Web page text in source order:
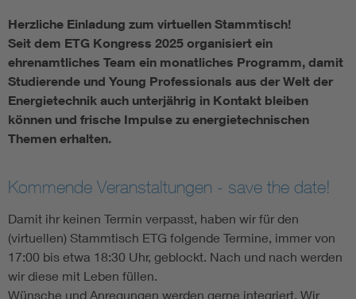
Electromobility
Energy efficiency
Energy storage
Functional safety
Herzliche Einladung zum virtuellen Stammtisch!
Seit dem ETG Kongress 2025 organisiert ein
ehrenamtliches Team ein monatliches Programm, damit
Studierende und Young Professionals aus der Welt der
Energietechnik auch unterjährig in Kontakt bleiben
können und frische Impulse zu energietechnischen
Themen erhalten.
Kommende Veranstaltungen - save the date!
Damit ihr keinen Termin verpasst, haben wir für den
(virtuellen) Stammtisch ETG folgende Termine, immer von
17:00 bis etwa 18:30 Uhr, geblockt. Nach und nach werden
wir diese mit Leben füllen.
Wünsche und Anregungen werden gerne integriert. Wir